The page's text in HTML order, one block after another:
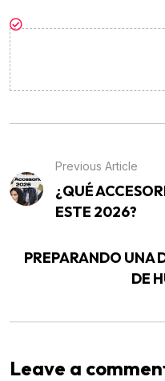
Previous Article
¿QUÉ
ESTE 2026?
PREPARANDO UNA
DE
Leave a